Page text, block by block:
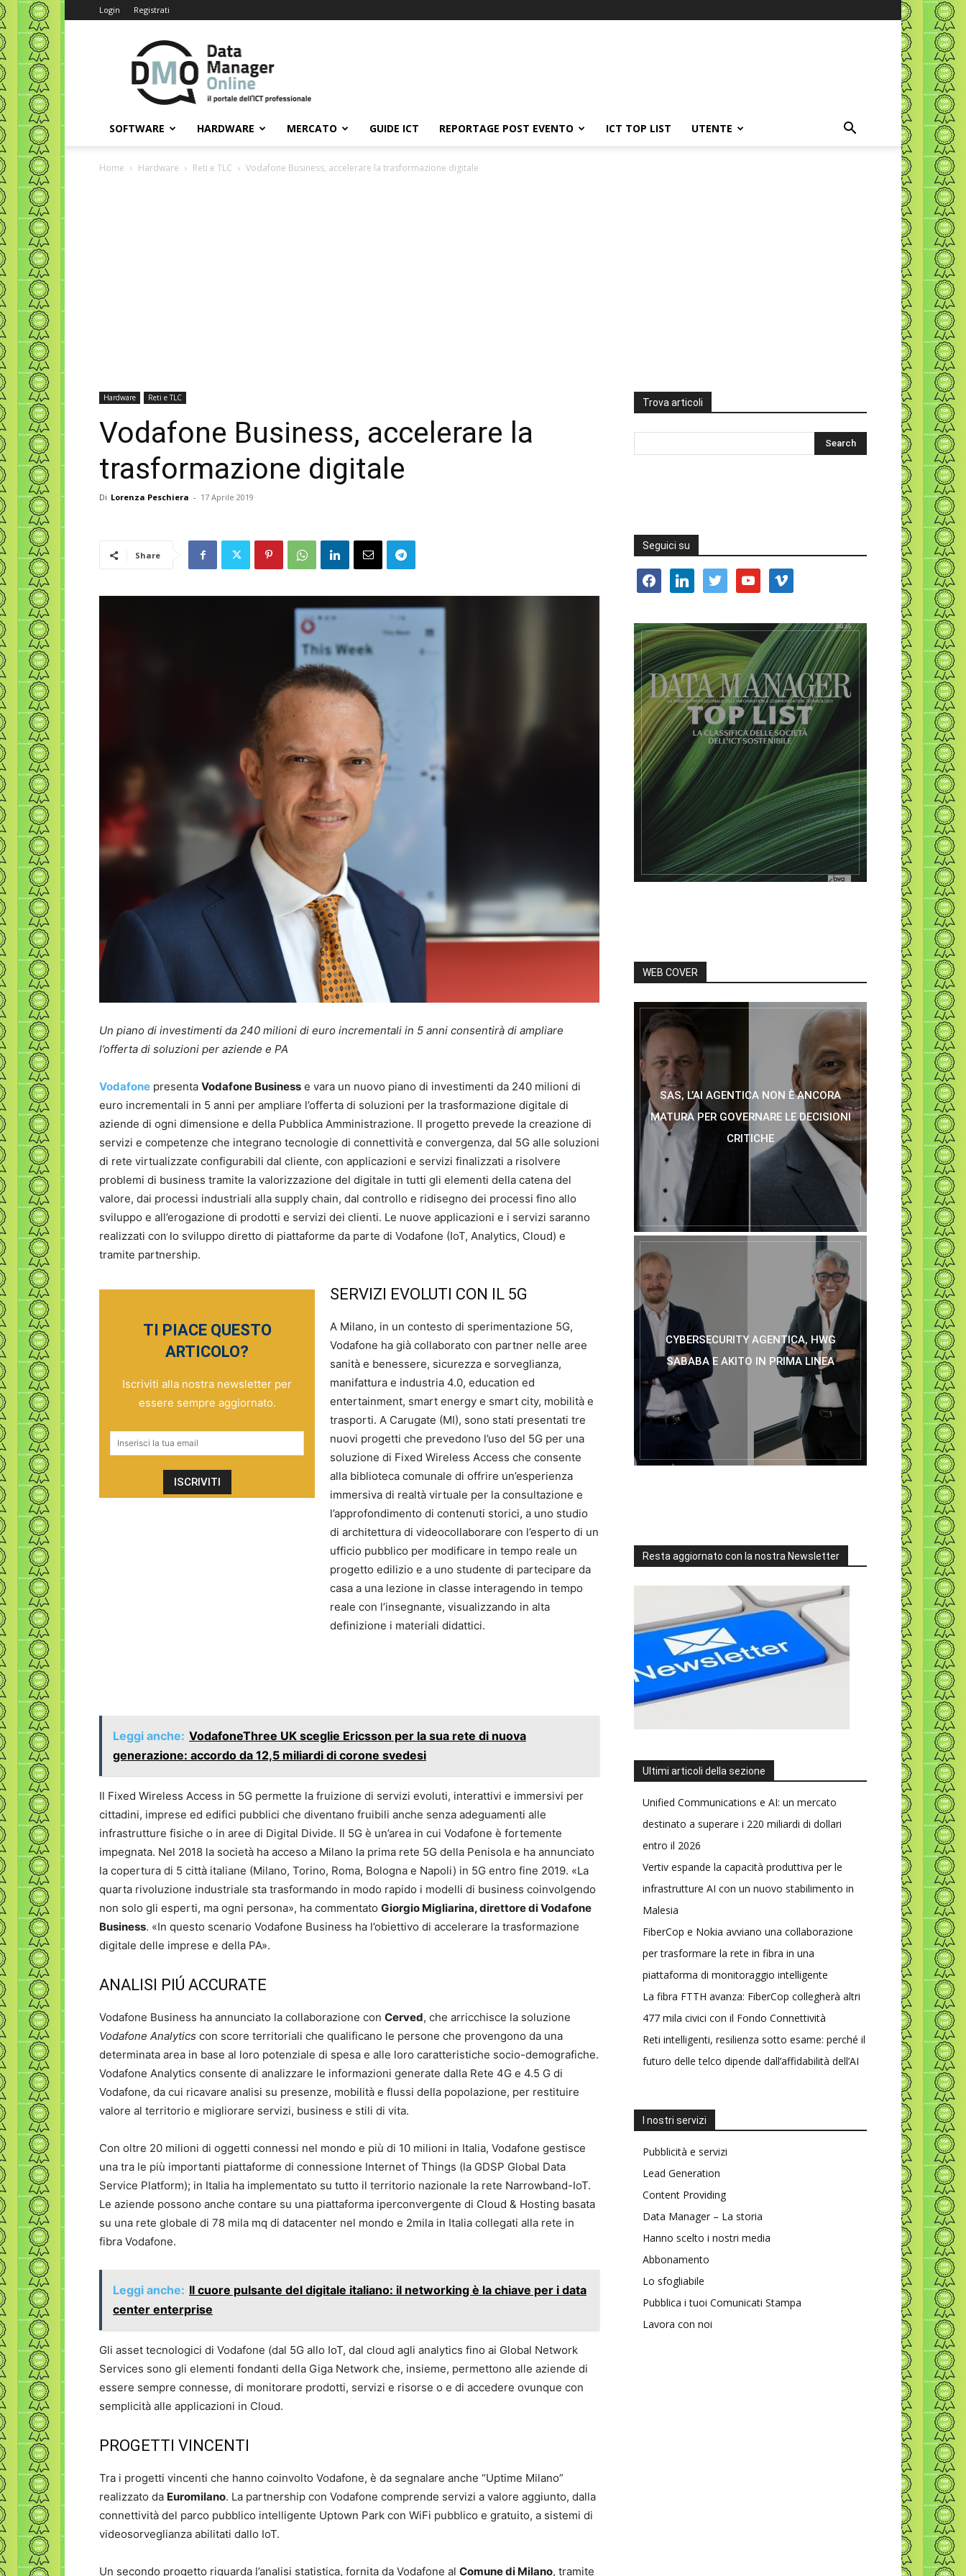
Login Registrati
Data
Manager
Online
SOFTWARE HARDWARE MERCATO GUIDE ICT REPORTAGE POST EVENTO ICT TOP LIST UTENTE
Home Hardware Reti e TLC Vodafone Business, accelerare la trasformazione digitale
Hardware Reti e TLC
Vodafone Business, accelerare la
trasformazione digitale
Di Lorenza Peschiera - 17 Aprile 2019
Share
Un piano di investimenti da 240 milioni di euro incrementali in 5 anni consentirà di ampliare
l’offerta di soluzioni per aziende e PA
Vodafone presenta Vodafone Business e vara un nuovo piano di investimenti da 240 milioni di
euro incrementali in 5 anni per ampliare l’offerta di soluzioni per la trasformazione digitale di
aziende di ogni dimensione e della Pubblica Amministrazione. Il progetto prevede la creazione di
servizi e competenze che integrano tecnologie di connettività e convergenza, dal 5G alle soluzioni
di rete virtualizzate configurabili dal cliente, con applicazioni e servizi finalizzati a risolvere
problemi di business tramite la valorizzazione del digitale in tutti gli elementi della catena del
valore, dai processi industriali alla supply chain, dal controllo e ridisegno dei processi fino allo
sviluppo e all’erogazione di prodotti e servizi dei clienti. Le nuove applicazioni e i servizi saranno
realizzati con lo sviluppo diretto di piattaforme da parte di Vodafone (IoT, Analytics, Cloud) e
tramite partnership.
TI PIACE QUESTO
ARTICOLO?
Iscriviti alla nostra newsletter per
essere sempre aggiornato.
SERVIZI EVOLUTI CON IL 5G
A Milano, in un contesto di sperimentazione 5G,
Vodafone ha già collaborato con partner nelle aree
sanità e benessere, sicurezza e sorveglianza,
manifattura e industria 4.0, education ed
entertainment, smart energy e smart city, mobilità e
trasporti. A Carugate (MI), sono stati presentati tre
nuovi progetti che prevedono l’uso del 5G per una
soluzione di Fixed Wireless Access che consente
alla biblioteca comunale di offrire un’esperienza
immersiva di realtà virtuale per la consultazione e
l’approfondimento di contenuti storici, a uno studio
di architettura di videocollaborare con l’esperto di un
ufficio pubblico per modificare in tempo reale un
progetto edilizio e a uno studente di partecipare da
casa a una lezione in classe interagendo in tempo
reale con l’insegnante, visualizzando in alta
definizione i materiali didattici.
Leggi anche: VodafoneThree UK sceglie Ericsson per la sua rete di nuova
generazione: accordo da 12,5 miliardi di corone svedesi
Il Fixed Wireless Access in 5G permette la fruizione di servizi evoluti, interattivi e immersivi per
cittadini, imprese ed edifici pubblici che diventano fruibili anche senza adeguamenti alle
infrastrutture fisiche o in aree di Digital Divide. Il 5G è un’area in cui Vodafone è fortemente
impegnata. Nel 2018 la società ha acceso a Milano la prima rete 5G della Penisola e ha annunciato
la copertura di 5 città italiane (Milano, Torino, Roma, Bologna e Napoli) in 5G entro fine 2019. «La
quarta rivoluzione industriale sta trasformando in modo rapido i modelli di business coinvolgendo
non solo gli esperti, ma ogni persona», ha commentato Giorgio Migliarina, direttore di Vodafone
Business. «In questo scenario Vodafone Business ha l’obiettivo di accelerare la trasformazione
digitale delle imprese e della PA».
ANALISI PIÚ ACCURATE
Vodafone Business ha annunciato la collaborazione con Cerved, che arricchisce la soluzione
Vodafone Analytics con score territoriali che qualificano le persone che provengono da una
determinata area in base al loro potenziale di spesa e alle loro caratteristiche socio-demografiche.
Vodafone Analytics consente di analizzare le informazioni generate dalla Rete 4G e 4.5 G di
Vodafone, da cui ricavare analisi su presenze, mobilità e flussi della popolazione, per restituire
valore al territorio e migliorare servizi, business e stili di vita.
Con oltre 20 milioni di oggetti connessi nel mondo e più di 10 milioni in Italia, Vodafone gestisce
una tra le più importanti piattaforme di connessione Internet of Things (la GDSP Global Data
Service Platform); in Italia ha implementato su tutto il territorio nazionale la rete Narrowband-IoT.
Le aziende possono anche contare su una piattaforma iperconvergente di Cloud & Hosting basata
su una rete globale di 78 mila mq di datacenter nel mondo e 2mila in Italia collegati alla rete in
fibra Vodafone.
Leggi anche: Il cuore pulsante del digitale italiano: il networking è la chiave per i data
center enterprise
Gli asset tecnologici di Vodafone (dal 5G allo IoT, dal cloud agli analytics fino ai Global Network
Services sono gli elementi fondanti della Giga Network che, insieme, permettono alle aziende di
essere sempre connesse, di monitorare prodotti, servizi e risorse o e di accedere ovunque con
semplicità alle applicazioni in Cloud.
PROGETTI VINCENTI
Tra i progetti vincenti che hanno coinvolto Vodafone, è da segnalare anche “Uptime Milano”
realizzato da Euromilano. La partnership con Vodafone comprende servizi a valore aggiunto, dalla
connettività del parco pubblico intelligente Uptown Park con WiFi pubblico e gratuito, a sistemi di
videosorveglianza abilitati dallo IoT.
Un secondo progetto riguarda l’analisi statistica, fornita da Vodafone al Comune di Milano, tramite
Trova articoli
Seguici su
facebooklinkedin twitter youtube vimeo
WEB COVER
SAS, L’AI AGENTICA NON È ANCORA
MATURA PER GOVERNARE LE DECISIONI
CRITICHE
CYBERSECURITY AGENTICA, HWG
SABABA E AKITO IN PRIMA LINEA
Resta aggiornato con la nostra Newsletter
Ultimi articoli della sezione
Unified Communications e AI: un mercato
destinato a superare i 220 miliardi di dollari
entro il 2026
Vertiv espande la capacità produttiva per le
infrastrutture AI con un nuovo stabilimento in
Malesia
FiberCop e Nokia avviano una collaborazione
per trasformare la rete in fibra in una
piattaforma di monitoraggio intelligente
La fibra FTTH avanza: FiberCop collegherà altri
477 mila civici con il Fondo Connettività
Reti intelligenti, resilienza sotto esame: perché il
futuro delle telco dipende dall’affidabilità dell’AI
I nostri servizi
Pubblicità e servizi
Lead Generation
Content Providing
Data Manager – La storia
Hanno scelto i nostri media
Abbonamento
Lo sfogliabile
Pubblica i tuoi Comunicati Stampa
Lavora con noi